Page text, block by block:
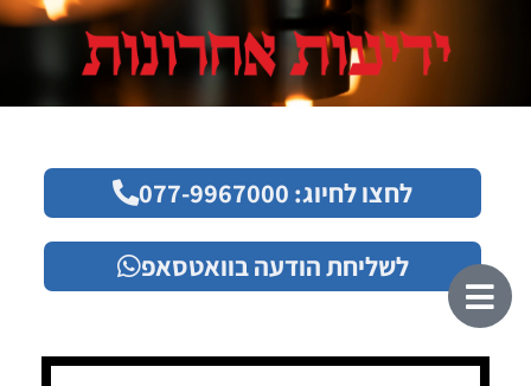
לחצו לחיוג: 077-9967000
לשליחת הודעה בוואטסאפ